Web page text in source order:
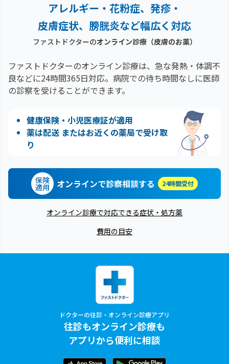
アレルギー・花粉症、 発疹・
皮膚症状、膀胱炎など幅広く対応
ファストドクターのオンライン診療（皮膚のお薬）
ファストドクターのオンライン診療は、急な発熱・体調不
良などに24時間365日対応。 病院での待ち時間なしに医師
の診察を受けることができます。
健康保険・小児医療証が適用
薬は配送 またはお近くの薬局で受け取
り
保険
適用 オンラインで診察相談する 24時間受付
オンライン診療で対応できる症状・処方薬
費用の目安
ドクターの往診・オンライン診療アプリ
往診もオンライン診療も
アプリから便利に相談